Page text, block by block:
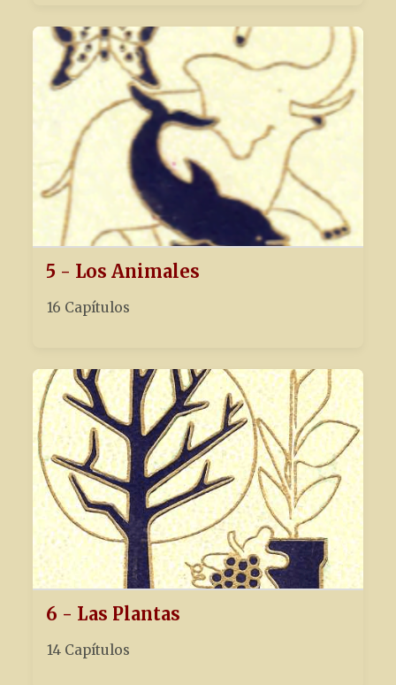
5 - Los Animales
16 Capítulos
6 - Las Plantas
14 Capítulos